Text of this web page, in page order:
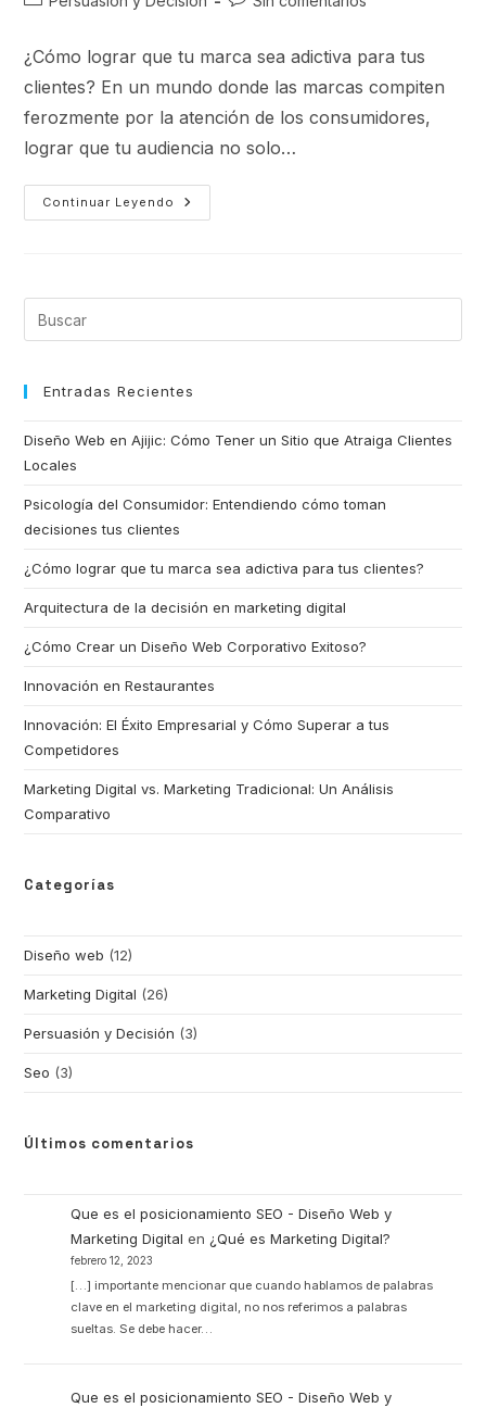
¿Cómo lograr que tu marca sea adictiva para tus
clientes? En un mundo donde las marcas compiten
ferozmente por la atención de los consumidores,
lograr que tu audiencia no solo…
Continuar Leyendo
Entradas Recientes
Diseño Web en Ajijic: Cómo Tener un Sitio que Atraiga Clientes
Locales
Psicología del Consumidor: Entendiendo cómo toman
decisiones tus clientes
¿Cómo lograr que tu marca sea adictiva para tus clientes?
Arquitectura de la decisión en marketing digital
¿Cómo Crear un Diseño Web Corporativo Exitoso?
Innovación en Restaurantes
Innovación: El Éxito Empresarial y Cómo Superar a tus
Competidores
Marketing Digital vs. Marketing Tradicional: Un Análisis
Comparativo
Categorías
Diseño web (12)
Marketing Digital (26)
Persuasión y Decisión (3)
Seo (3)
Últimos comentarios
Que es el posicionamiento SEO - Diseño Web y
Marketing Digital en ¿Qué es Marketing Digital?
febrero 12, 2023
[…] importante mencionar que cuando hablamos de palabras
clave en el marketing digital, no nos referimos a palabras
sueltas. Se debe hacer…
Que es el posicionamiento SEO - Diseño Web y